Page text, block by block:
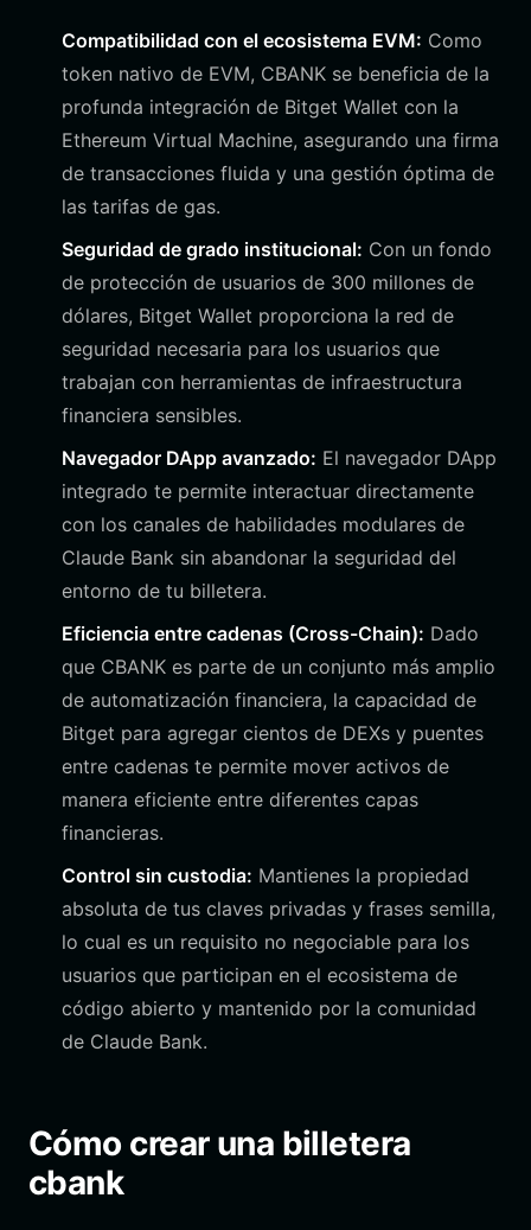
Compatibilidad con el ecosistema EVM: Como
token nativo de EVM, CBANK se beneficia de la
profunda integración de Bitget Wallet con la
Ethereum Virtual Machine, asegurando una firma
de transacciones fluida y una gestión óptima de
las tarifas de gas.
Seguridad de grado institucional: Con un fondo
de protección de usuarios de 300 millones de
dólares, Bitget Wallet proporciona la red de
seguridad necesaria para los usuarios que
trabajan con herramientas de infraestructura
financiera sensibles.
Navegador DApp avanzado: El navegador DApp
integrado te permite interactuar directamente
con los canales de habilidades modulares de
Claude Bank sin abandonar la seguridad del
entorno de tu billetera.
Eficiencia entre cadenas (Cross-Chain): Dado
que CBANK es parte de un conjunto más amplio
de automatización financiera, la capacidad de
Bitget para agregar cientos de DEXs y puentes
entre cadenas te permite mover activos de
manera eficiente entre diferentes capas
financieras.
Control sin custodia: Mantienes la propiedad
absoluta de tus claves privadas y frases semilla,
lo cual es un requisito no negociable para los
usuarios que participan en el ecosistema de
código abierto y mantenido por la comunidad
de Claude Bank.
Cómo crear una billetera
cbank